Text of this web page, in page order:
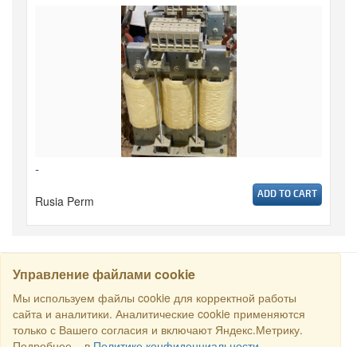
-
Rusia Perm ADD TO CART
Управление файлами cookie
Мы используем файлы cookie для корректной работы
сайта и аналитики. Аналитические cookie применяются
только с Вашего согласия и включают Яндекс.Метрику.
CARI
Semua hak dilindungi undang-undang © 2016 Торговый Дом